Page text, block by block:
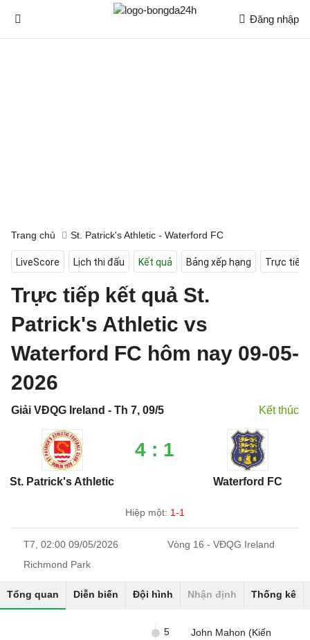
Đăng nhập
Trang chủ St. Patrick's Athletic - Waterford FC
LiveScore Lịch thi đấu Kết quả Bảng xếp hạng Trực tiếp
Trực tiếp kết quả St.
Patrick's Athletic vs
Waterford FC hôm nay 09-05-
2026
Giải VĐQG Ireland - Th 7, 09/5 Kết thúc
St. Patrick's Athletic
4 : 1
Waterford FC
Hiệp một: 1-1
T7, 02:00 09/05/2026
Vòng 16 - VĐQG Ireland
Richmond Park
Tổng quan Diễn biến Đội hình Nhận định Thống kê
John Mahon (Kiến
5